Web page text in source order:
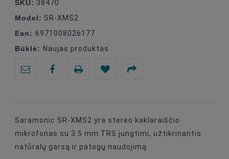
SKU: 38470
Model: SR-XMS2
Ean: 6971008026177
Būklė: Naujas produktas
Saramonic SR-XMS2 yra stereo kaklaraiščio
mikrofonas su 3.5 mm TRS jungtimi, užtikrinantis
natūralų garsą ir patogų naudojimą.